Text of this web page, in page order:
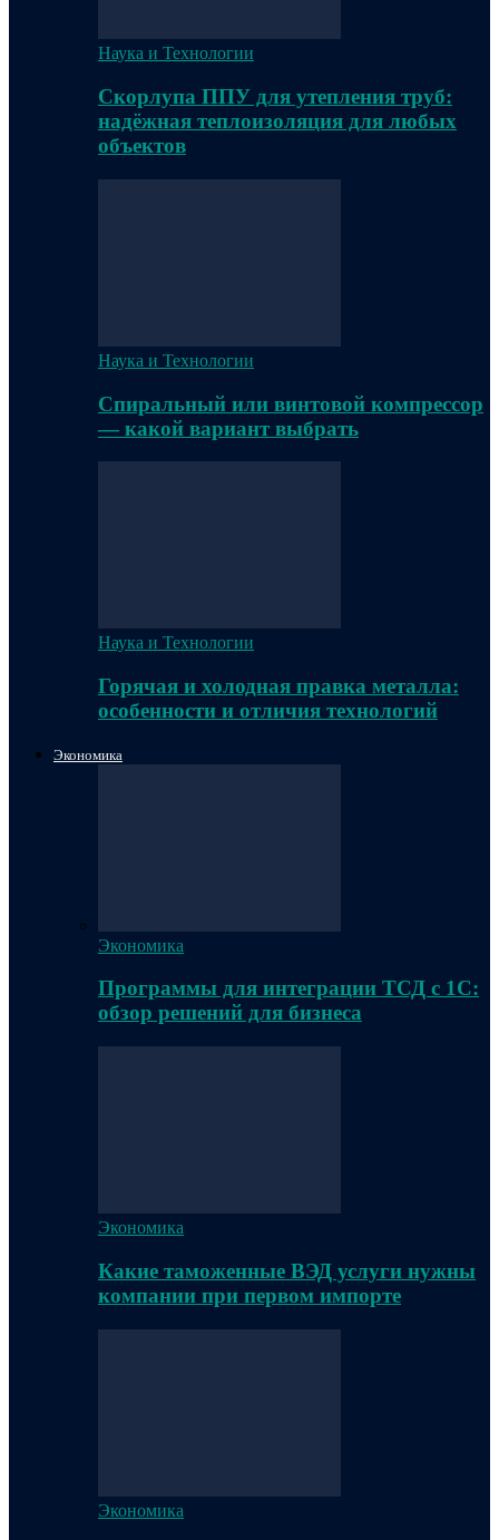
Наука и Технологии
Скорлупа ППУ для утепления труб:
надёжная теплоизоляция для любых
объектов
Наука и Технологии
Спиральный или винтовой компрессор
— какой вариант выбрать
Наука и Технологии
Горячая и холодная правка металла:
особенности и отличия технологий
Экономика
Экономика
Программы для интеграции ТСД с 1С:
обзор решений для бизнеса
Экономика
Какие таможенные ВЭД услуги нужны
компании при первом импорте
Экономика